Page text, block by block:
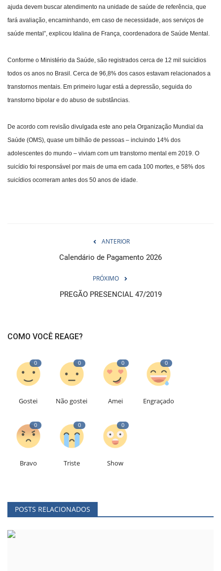
ajuda devem buscar atendimento na unidade de saúde de referência, que
fará avaliação, encaminhando, em caso de necessidade, aos serviços de
saúde mental”, explicou Idalina de França, coordenadora de Saúde Mental.
Conforme o Ministério da Saúde, são registrados cerca de 12 mil suicídios
todos os anos no Brasil. Cerca de 96,8% dos casos estavam relacionados a
transtornos mentais. Em primeiro lugar está a depressão, seguida do
transtorno bipolar e do abuso de substâncias.
De acordo com revisão divulgada este ano pela Organização Mundial da
Saúde (OMS), quase um bilhão de pessoas – incluindo 14% dos
adolescentes do mundo – viviam com um transtorno mental em 2019. O
suicídio foi responsável por mais de uma em cada 100 mortes, e 58% dos
suicídios ocorreram antes dos 50 anos de idade.
ANTERIOR
Calendário de Pagamento 2026
PRÓXIMO
PREGÃO PRESENCIAL 47/2019
COMO VOCÊ REAGE?
0
Gostei
0
Não gostei
0
Amei
0
Engraçado
0
Bravo
0
Triste
0
Show
POSTS RELACIONADOS